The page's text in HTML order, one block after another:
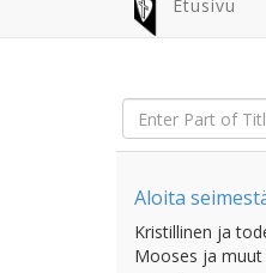
Etusivu
Enter
Part
of
Aloita
Kristillinen ja
Mooses ja